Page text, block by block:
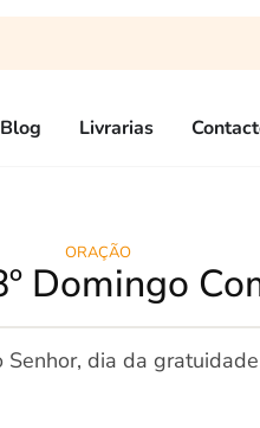
Blog Livrarias
ORAÇÃO
Domingo
Senhor, dia da